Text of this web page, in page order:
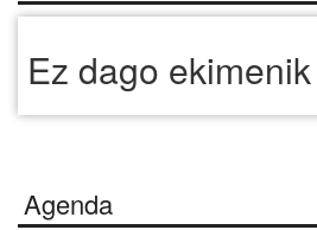
Ez dago ekimenik
Agenda